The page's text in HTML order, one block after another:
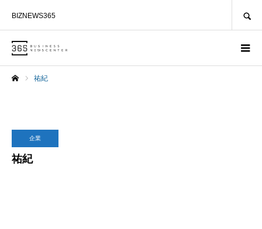
BIZNEWS365
祐紀
企業
祐紀